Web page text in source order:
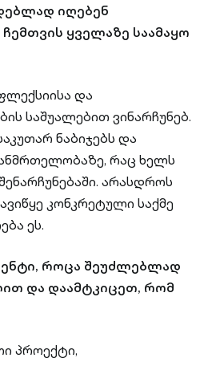
იღებენ
ყველაზე საამაყო
და
საშუალებით ვინარჩუნებ.
ნაბიჯებს და
რაც ხელს
არასდროს
კონკრეტული საქმე
ეს.
როცა შეუძლებლად
და დაამტკიცეთ, რომ
პროექტი,